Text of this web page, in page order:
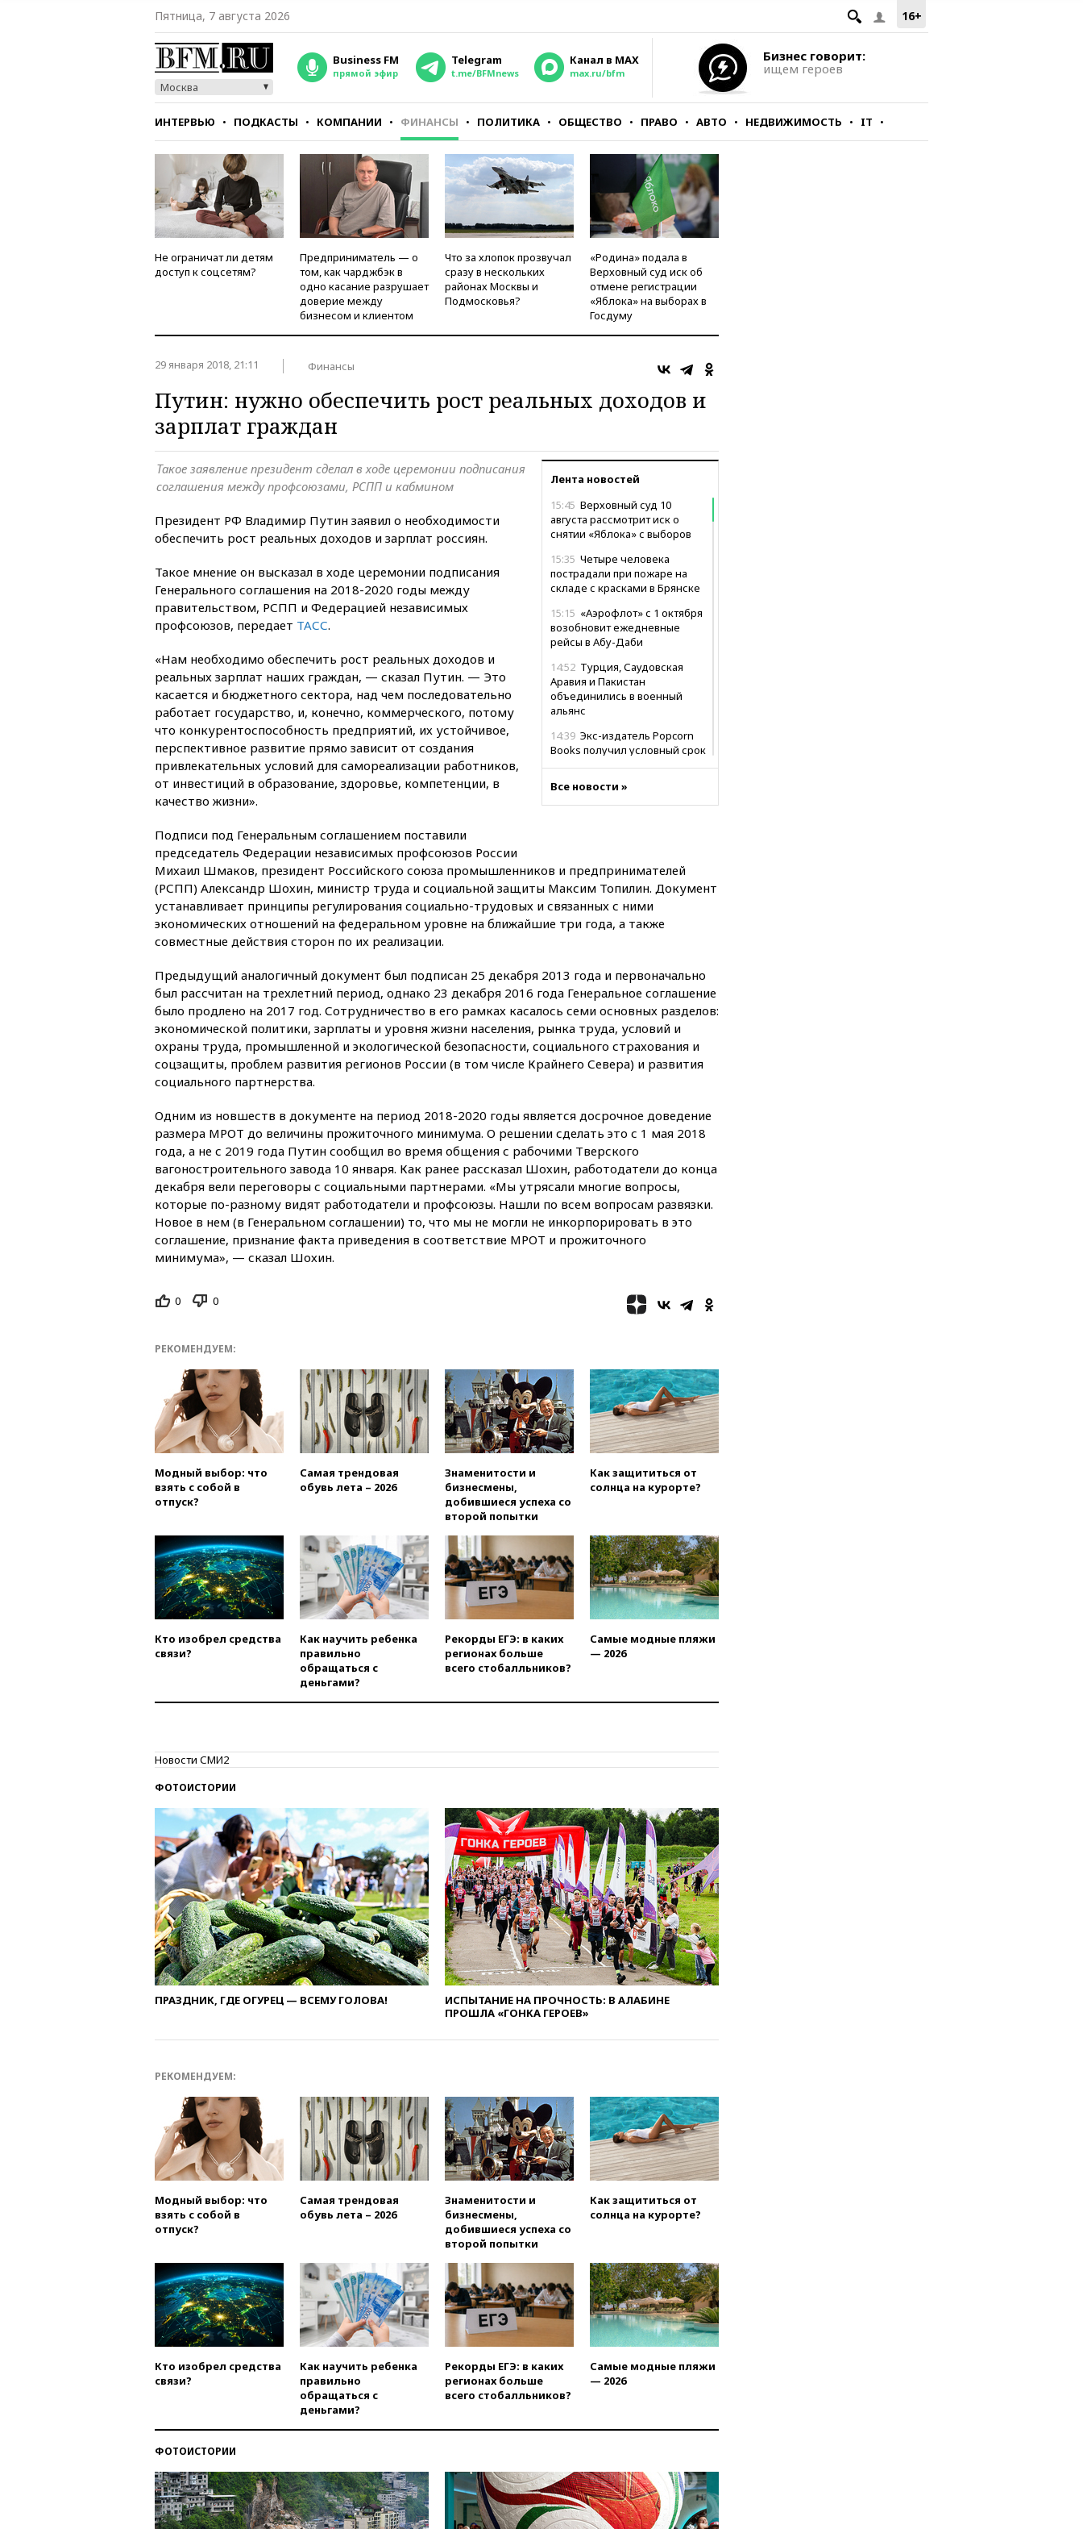
16+
Пятница, 7 августа 2026
Москва
Business FM
прямой эфир
Telegram
t.me/BFMnews
Канал в MAX
max.ru/bfm
Бизнес говорит:
ищем героев
ИНТЕРВЬЮ ПОДКАСТЫ КОМПАНИИ ФИНАНСЫ ПОЛИТИКА ОБЩЕСТВО ПРАВО АВТО НЕДВИЖИМОСТЬ IT
СТИЛЬ ТЕСТЫ
Не ограничат ли детям
доступ к соцсетям?
Предприниматель — о
том, как чарджбэк в
одно касание разрушает
доверие между
бизнесом и клиентом
Что за хлопок прозвучал
сразу в нескольких
районах Москвы и
Подмосковья?
«Родина» подала в
Верховный суд иск об
отмене регистрации
«Яблока» на выборах в
Госдуму
29 января 2018, 21:11 Финансы
Путин: нужно обеспечить рост реальных доходов и
зарплат граждан
Лента новостей
15:45 Верховный суд 10
августа рассмотрит иск о
снятии «Яблока» с выборов
15:35 Четыре человека
пострадали при пожаре на
складе с красками в Брянске
15:15 «Аэрофлот» с 1 октября
возобновит ежедневные
рейсы в Абу-Даби
14:52 Турция, Саудовская
Аравия и Пакистан
объединились в военный
альянс
14:39 Экс-издатель Popcorn
Books получил условный срок
14:34 Минпромторг не
намерен сокращать перечень
одобрил открытие сезона на
105 пляжах в Анапе
14:09Глава Тувы включил
сенатора Нарусову в список
программу по открытию
партнерских хабов
13:53Сенаторы Аргентины
одобрили скандальный
законопроект о частной
собственности
крайне низкого уровня
13:16«Родина» просит
Верховный суд снять «Яблоко»
с выборов
Путин обсудил с
президентом ОАЭ ситуацию в
Персидском заливе и на
Украине
крокодила, лису и других
Вьетнама
12:36
Экспорт растворимого
кофе из России достиг
рекордных показателей
12:30
Российские войска
взяли под контроль село
Анискино в Харьковской
области
планирует вводить
ограничения на доступ детей
в соцсети
11:58
Резаи: Иран не допустит
открытия второго маршрута в
Ормузском проливе
11:48
Жители Москвы и
Подмосковья сообщили о
громких взрывах
11:41ТПП предлагает
«Госуслугах»
11:22 При стрельбе в школе в
Таиланде погибли пять
человек
11:19Россия рассчитывает
заключить безвизовые
соглашения с Индонезией и
Малайзией
11:04«Ведомости»: на партию
«Яблоко» ополчились
конкуренты
10:59Торговые центры и кафе
раздавать питьевую воду
Mind Money Юлия Хандошко
признала свою вину
10:41
Пашинян: Армения
понимает невозможность
одновременного членства в
ЕС и ЕАЭС
ФСБ задержала более
20 сотрудников пунктов
обмена криптовалюты в
Минтранс предлагает
тратить средства дорожных
фондов на защиту трасс от
БПЛА
Хакеры нашли
нефтяным терминалам в
ума» из-за сообщений в СМИ
09:36Исландия и Черногория
в 2028 году могут войти в
состав Евросоюза
Все новости »
Такое заявление президент сделал в ходе церемонии подписания
соглашения между профсоюзами, РСПП и кабмином
Президент РФ Владимир Путин заявил о необходимости
обеспечить рост реальных доходов и зарплат россиян.
Такое мнение он высказал в ходе церемонии подписания
Генерального соглашения на 2018-2020 годы между
правительством, РСПП и Федерацией независимых
профсоюзов, передает ТАСС.
«Нам необходимо обеспечить рост реальных доходов и
реальных зарплат наших граждан, — сказал Путин. — Это
касается и бюджетного сектора, над чем последовательно
работает государство, и, конечно, коммерческого, потому
что конкурентоспособность предприятий, их устойчивое,
перспективное развитие прямо зависит от создания
привлекательных условий для самореализации работников,
от инвестиций в образование, здоровье, компетенции, в
качество жизни».
Подписи под Генеральным соглашением поставили
председатель Федерации независимых профсоюзов России
Михаил Шмаков, президент Российского союза промышленников и предпринимателей
(РСПП) Александр Шохин, министр труда и социальной защиты Максим Топилин. Документ
устанавливает принципы регулирования социально-трудовых и связанных с ними
экономических отношений на федеральном уровне на ближайшие три года, а также
совместные действия сторон по их реализации.
Предыдущий аналогичный документ был подписан 25 декабря 2013 года и первоначально
был рассчитан на трехлетний период, однако 23 декабря 2016 года Генеральное соглашение
было продлено на 2017 год. Сотрудничество в его рамках касалось семи основных разделов:
экономической политики, зарплаты и уровня жизни населения, рынка труда, условий и
охраны труда, промышленной и экологической безопасности, социального страхования и
соцзащиты, проблем развития регионов России (в том числе Крайнего Севера) и развития
социального партнерства.
Одним из новшеств в документе на период 2018-2020 годы является досрочное доведение
размера МРОТ до величины прожиточного минимума. О решении сделать это с 1 мая 2018
года, а не с 2019 года Путин сообщил во время общения с рабочими Тверского
вагоностроительного завода 10 января. Как ранее рассказал Шохин, работодатели до конца
декабря вели переговоры с социальными партнерами. «Мы утрясали многие вопросы,
которые по-разному видят работодатели и профсоюзы. Нашли по всем вопросам развязки.
Новое в нем (в Генеральном соглашении) то, что мы не могли не инкорпорировать в это
соглашение, признание факта приведения в соответствие МРОТ и прожиточного
минимума», — сказал Шохин.
0 0
РЕКОМЕНДУЕМ:
Модный выбор: что
взять с собой в
отпуск?
Самая трендовая
обувь лета – 2026
Знаменитости и
бизнесмены,
добившиеся успеха со
второй попытки
Как защититься от
солнца на курорте?
Кто изобрел средства
связи?
Как научить ребенка
правильно
обращаться с
деньгами?
Рекорды ЕГЭ: в каких
регионах больше
всего стобалльников?
Самые модные пляжи
— 2026
Новости СМИ2
ФОТОИСТОРИИ
ПРАЗДНИК, ГДЕ ОГУРЕЦ — ВСЕМУ ГОЛОВА!
ИСПЫТАНИЕ НА ПРОЧНОСТЬ: В АЛАБИНЕ
ПРОШЛА «ГОНКА ГЕРОЕВ»
РЕКОМЕНДУЕМ:
Модный выбор: что
взять с собой в
отпуск?
Самая трендовая
обувь лета – 2026
Знаменитости и
бизнесмены,
добившиеся успеха со
второй попытки
Как защититься от
солнца на курорте?
Кто изобрел средства
связи?
Как научить ребенка
правильно
обращаться с
деньгами?
Рекорды ЕГЭ: в каких
регионах больше
всего стобалльников?
Самые модные пляжи
— 2026
ФОТОИСТОРИИ